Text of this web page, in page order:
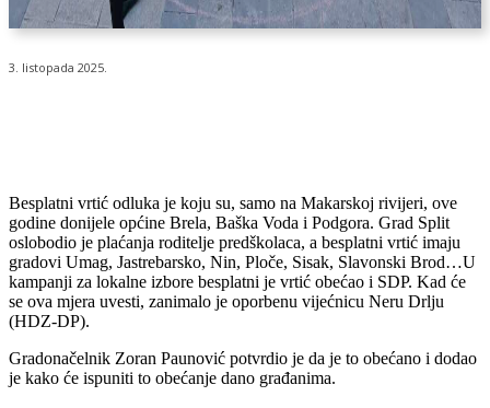
3. listopada 2025.
Besplatni vrtić odluka je koju su, samo na Makarskoj rivijeri, ove
godine donijele općine Brela, Baška Voda i Podgora. Grad Split
oslobodio je plaćanja roditelje predškolaca, a besplatni vrtić imaju
gradovi Umag, Jastrebarsko, Nin, Ploče, Sisak, Slavonski Brod…U
kampanji za lokalne izbore besplatni je vrtić obećao i SDP. Kad će
se ova mjera uvesti, zanimalo je oporbenu vijećnicu Neru Drlju
(HDZ-DP).
Gradonačelnik Zoran Paunović potvrdio je da je to obećano i dodao
je kako će ispuniti to obećanje dano građanima.